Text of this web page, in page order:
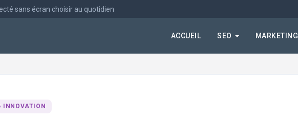
sans écran choisir au quotidien
ACCUEIL SEO MARKETING
INNOVATION